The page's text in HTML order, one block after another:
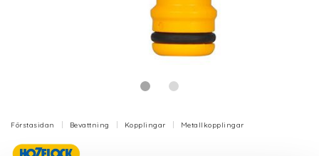
Förstasidan Bevattning Kopplingar Metallkopplingar